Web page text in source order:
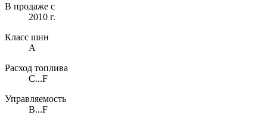
В продаже с
2010 г.
Класс шин
A
Расход топлива
C...F
Управляемость
B...F